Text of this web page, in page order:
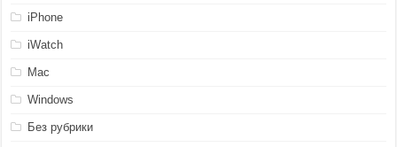
iPhone
iWatch
Mac
Windows
Без рубрики